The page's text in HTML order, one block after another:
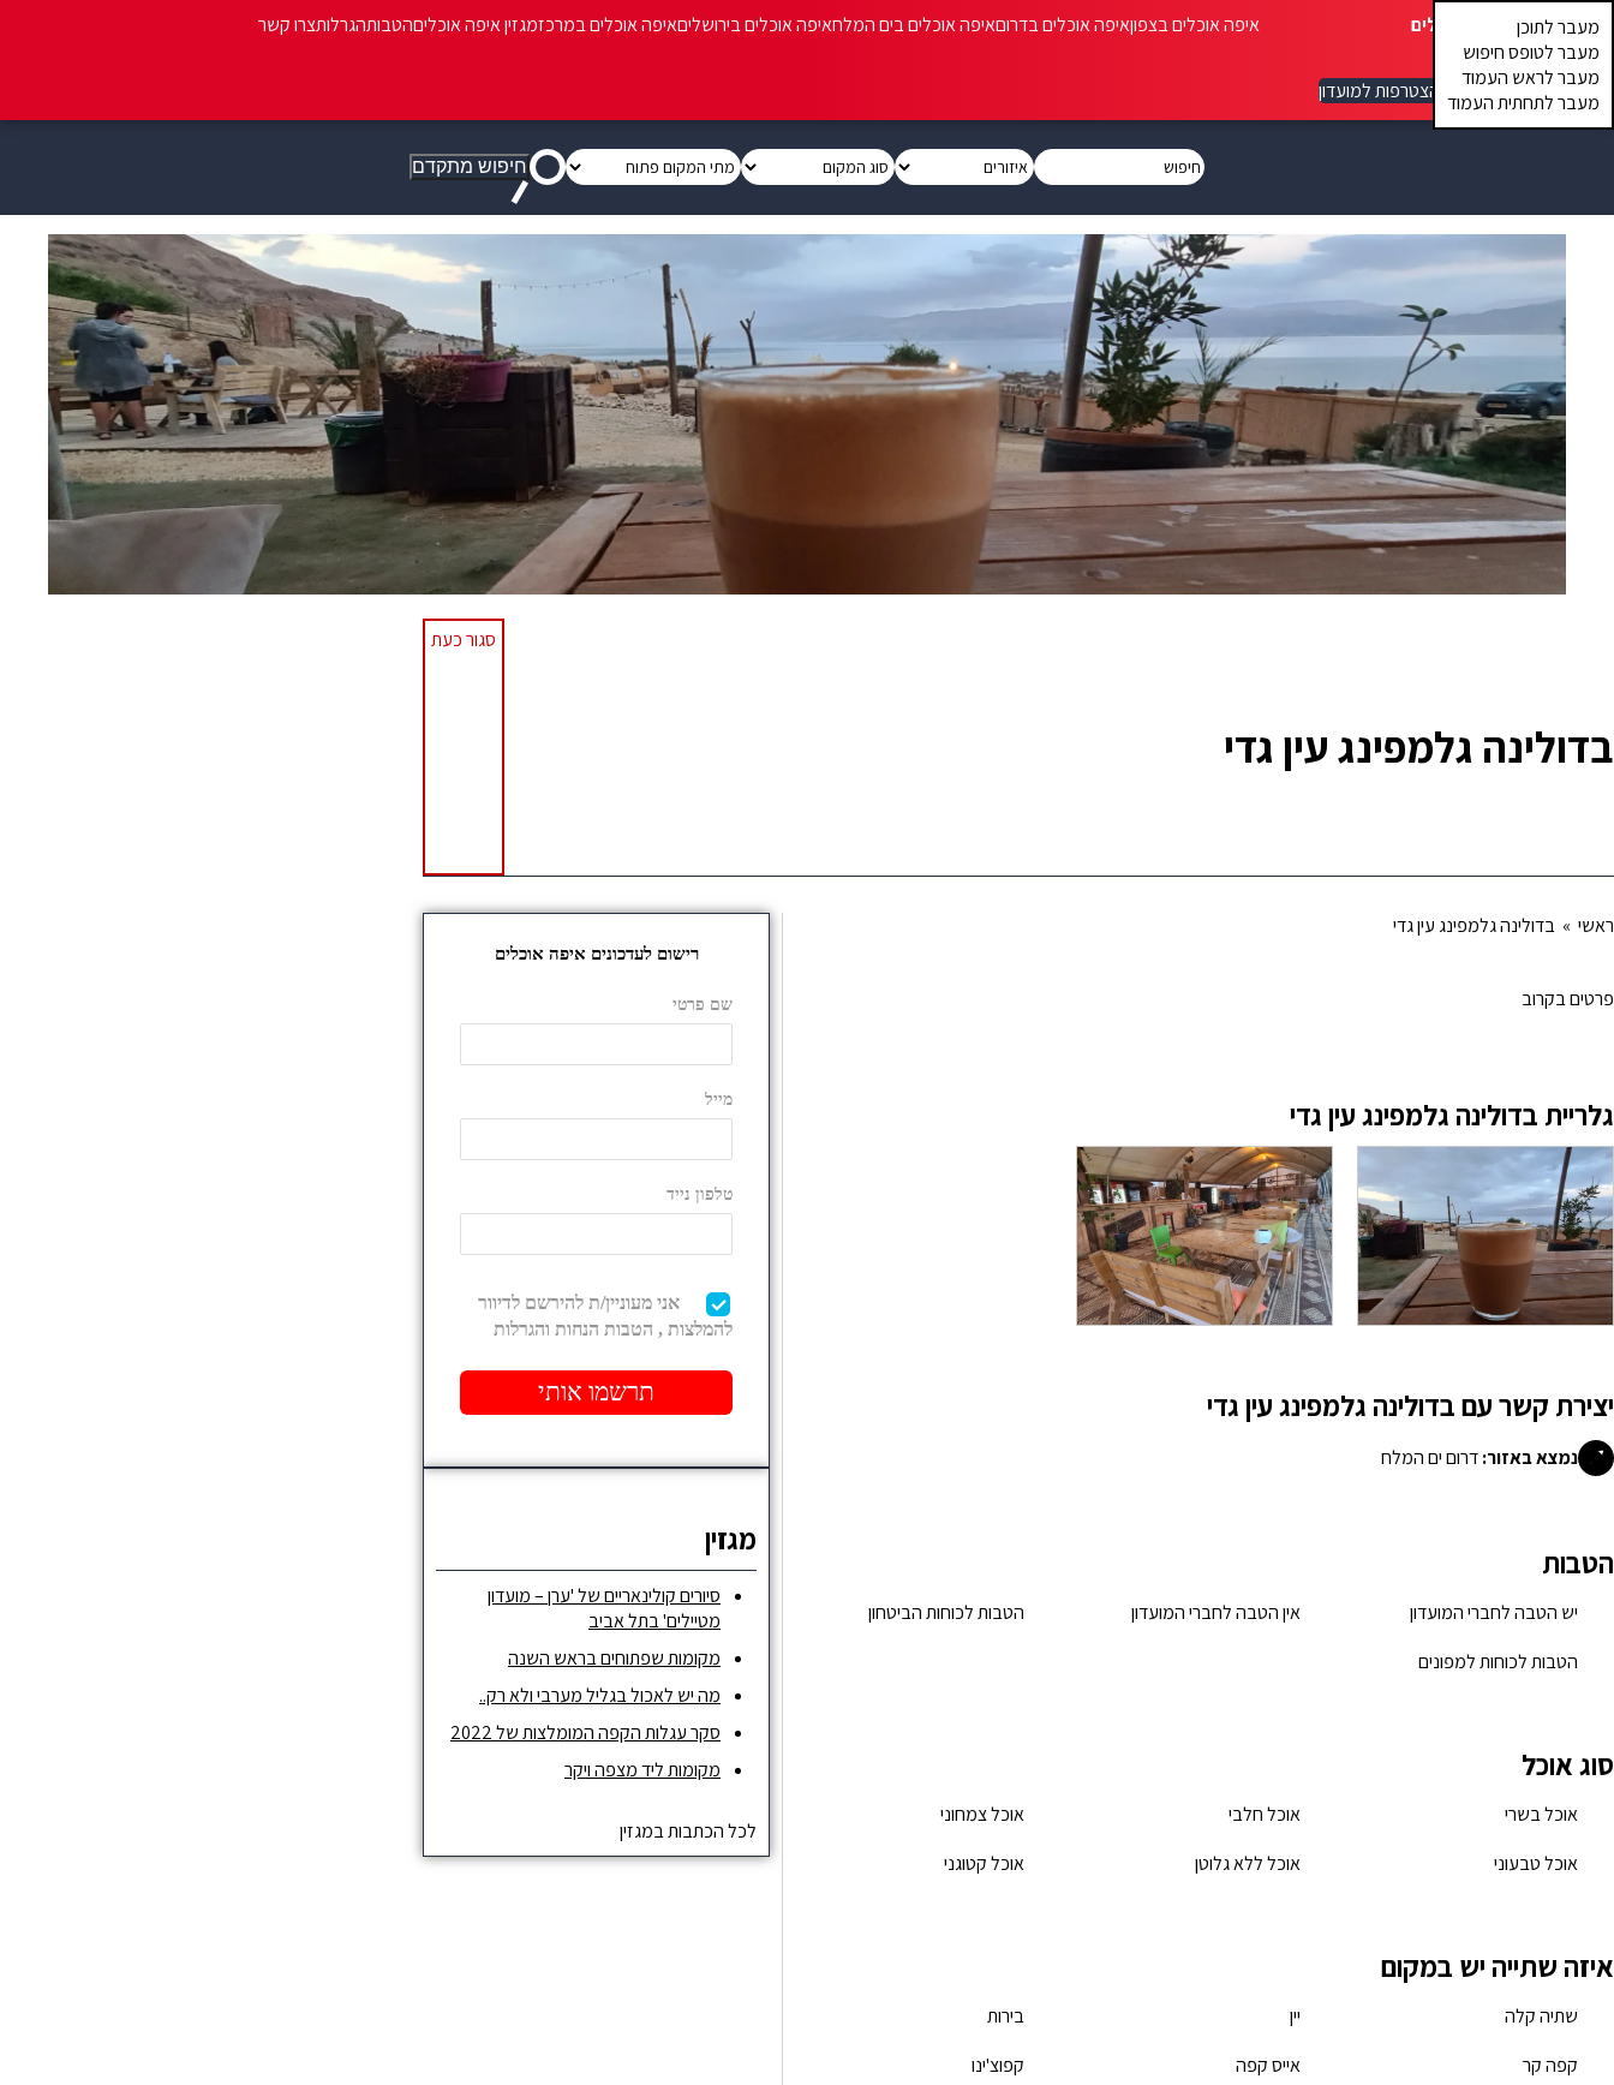
מעבר לתוכן
מעבר לטופס חיפוש
מעבר לראש העמוד
מעבר לתחתית העמוד
איפה אוכלים איפה אוכלים בצפוןאיפה אוכלים בדרוםאיפה אוכלים בים המלחאיפה אוכלים בירושליםאיפה אוכלים במרכזמגזין איפה אוכליםהטבותהגרלותצרו קשר
הצטרפות למועדון
חיפוש מתקדם
בדולינה גלמפינג עין גדי
סגור כעת
ראשי » בדולינה גלמפינג עין גדי
פרטים בקרוב
גלריית בדולינה גלמפינג עין גדי
יצירת קשר עם בדולינה גלמפינג עין גדי
נמצא באזור:דרום ים המלח
הטבות
יש הטבה לחברי המועדון אין הטבה לחברי המועדון
הטבות לכוחות הביטחון
הטבות לכוחות למפונים
סוג אוכל
אוכל בשרי אוכל חלבי
אוכל צמחוני
אוכל טבעוני
אוכל ללא גלוטן אוכל קטוגני
איזה שתייה יש במקום
שתיה קלה יין
בירות
קפה קר
אייס קפה
קפוצ'ינו
מגזין
סיורים קולינאריים של 'ערן – מועדון
מטיילים' בתל אביב
מקומות שפתוחים בראש השנה
מה יש לאכול בגליל מערבי ולא רק..
סקר עגלות הקפה המומלצות של 2022
מקומות ליד מצפה ויקר
לכל הכתבות במגזין